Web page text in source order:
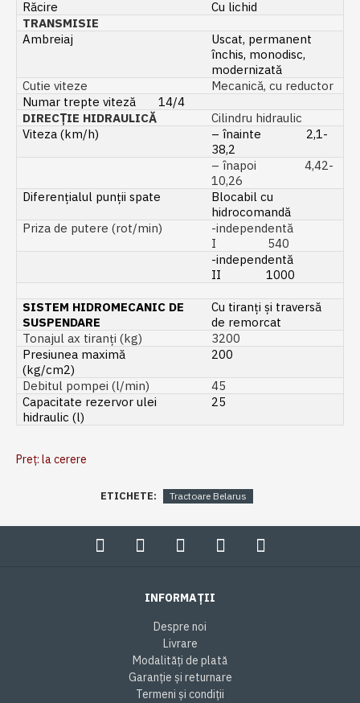
Răcire
Cu lichid
TRANSMISIE
Ambreiaj
Uscat, permanent
închis, monodisc,
modernizată
Cutie viteze
Mecanică, cu reductor
Numar trepte viteză 14/4
DIRECȚIE HIDRAULICĂ
Cilindru hidraulic
Viteza (km/h)
– înainte 2,1-
38,2
– înapoi 4,42-
10,26
Diferențialul punții spate
Blocabil cu
hidrocomandă
Priza de putere (rot/min)
-independentă
I 540
-independentă
II 1000
SISTEM HIDROMECANIC DE
SUSPENDARE
Cu tiranți și traversă
de remorcat
Tonajul ax tiranți (kg)
3200
Presiunea maximă
(kg/cm2)
200
Debitul pompei (l/min)
45
Capacitate rezervor ulei
hidraulic (l)
25
Preț: la cerere
ETICHETE: Tractoare Belarus
INFORMAȚII
Despre noi
Livrare
Modalități de plată
Garanție și returnare
Termeni și condiții